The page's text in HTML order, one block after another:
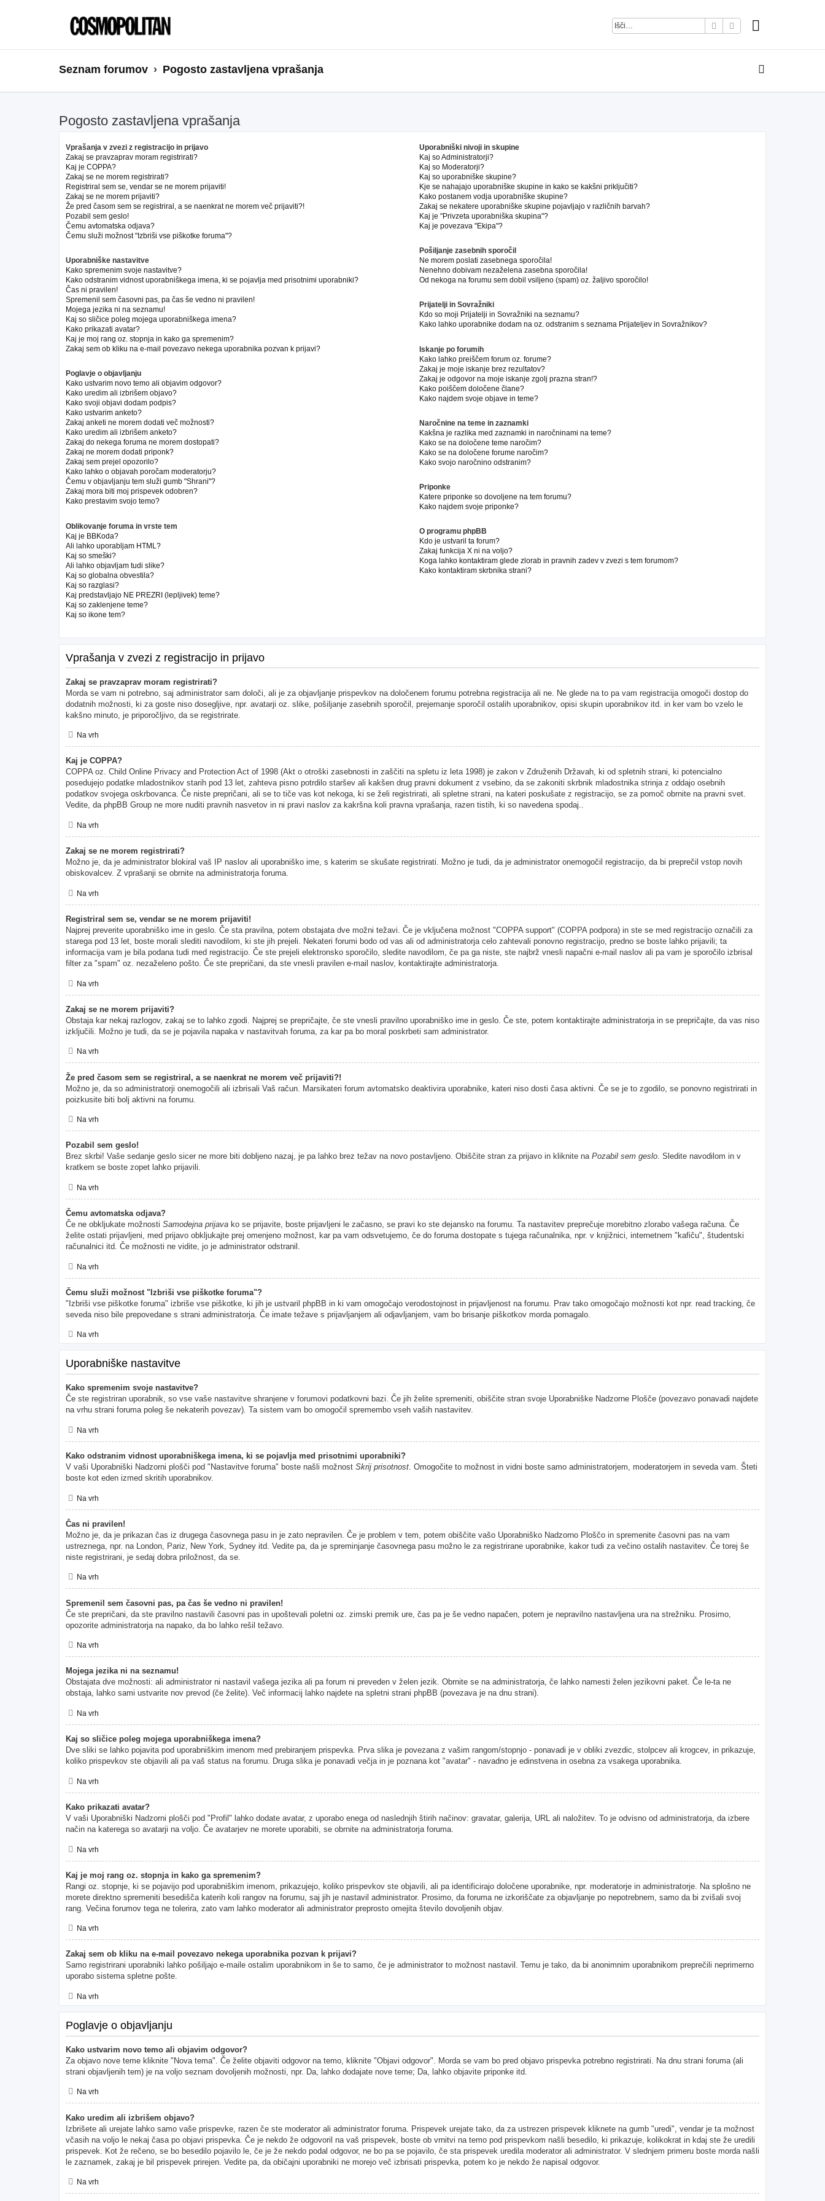
IskanjeNapredno iskanje
Seznam forumov Pogosto zastavljena vprašanja
Pogosto zastavljena vprašanja
Vprašanja v zvezi z registracijo in prijavo
Zakaj se pravzaprav moram registrirati?
Kaj je COPPA?
Zakaj se ne morem registrirati?
Registriral sem se, vendar se ne morem prijaviti!
Zakaj se ne morem prijaviti?
Že pred časom sem se registriral, a se naenkrat ne morem več prijaviti?!
Pozabil sem geslo!
Čemu avtomatska odjava?
Čemu služi možnost "Izbriši vse piškotke foruma"?
Uporabniške nastavitve
Kako spremenim svoje nastavitve?
Kako odstranim vidnost uporabniškega imena, ki se pojavlja med prisotnimi uporabniki?
Čas ni pravilen!
Spremenil sem časovni pas, pa čas še vedno ni pravilen!
Mojega jezika ni na seznamu!
Kaj so sličice poleg mojega uporabniškega imena?
Kako prikazati avatar?
Kaj je moj rang oz. stopnja in kako ga spremenim?
Zakaj sem ob kliku na e-mail povezavo nekega uporabnika pozvan k prijavi?
Poglavje o objavljanju
Kako ustvarim novo temo ali objavim odgovor?
Kako uredim ali izbrišem objavo?
Kako svoji objavi dodam podpis?
Kako ustvarim anketo?
Zakaj anketi ne morem dodati več možnosti?
Kako uredim ali izbrišem anketo?
Zakaj do nekega foruma ne morem dostopati?
Zakaj ne morem dodati priponk?
Zakaj sem prejel opozorilo?
Kako lahko o objavah poročam moderatorju?
Čemu v objavljanju tem služi gumb "Shrani"?
Zakaj mora biti moj prispevek odobren?
Kako prestavim svojo temo?
Oblikovanje foruma in vrste tem
Kaj je BBKoda?
Ali lahko uporabljam HTML?
Kaj so smeški?
Ali lahko objavljam tudi slike?
Kaj so globalna obvestila?
Kaj so razglasi?
Kaj predstavljajo NE PREZRI (lepljivek) teme?
Kaj so zaklenjene teme?
Kaj so ikone tem?
Uporabniški nivoji in skupine
Kaj so Administratorji?
Kaj so Moderatorji?
Kaj so uporabniške skupine?
Kje se nahajajo uporabniške skupine in kako se kakšni priključiti?
Kako postanem vodja uporabniške skupine?
Zakaj se nekatere uporabniške skupine pojavljajo v različnih barvah?
Kaj je "Privzeta uporabniška skupina"?
Kaj je povezava "Ekipa"?
Pošiljanje zasebnih sporočil
Ne morem poslati zasebnega sporočila!
Nenehno dobivam nezaželena zasebna sporočila!
Od nekoga na forumu sem dobil vsiljeno (spam) oz. žaljivo sporočilo!
Prijatelji in Sovražniki
Kdo so moji Prijatelji in Sovražniki na seznamu?
Kako lahko uporabnike dodam na oz. odstranim s seznama Prijateljev in Sovražnikov?
Iskanje po forumih
Kako lahko preiščem forum oz. forume?
Zakaj je moje iskanje brez rezultatov?
Zakaj je odgovor na moje iskanje zgolj prazna stran!?
Kako poiščem določene člane?
Kako najdem svoje objave in teme?
Naročnine na teme in zaznamki
Kakšna je razlika med zaznamki in naročninami na teme?
Kako se na določene teme naročim?
Kako se na določene forume naročim?
Kako svojo naročnino odstranim?
Priponke
Katere priponke so dovoljene na tem forumu?
Kako najdem svoje priponke?
O programu phpBB
Kdo je ustvaril ta forum?
Zakaj funkcija X ni na voljo?
Koga lahko kontaktiram glede zlorab in pravnih zadev v zvezi s tem forumom?
Kako kontaktiram skrbnika strani?
Vprašanja v zvezi z registracijo in prijavo
Zakaj se pravzaprav moram registrirati?
Morda se vam ni potrebno, saj administrator sam določi, ali je za objavljanje prispevkov na določenem forumu potrebna registracija ali ne. Ne glede na to pa vam registracija omogoči dostop do
dodatnih možnosti, ki za goste niso dosegljive, npr. avatarji oz. slike, pošiljanje zasebnih sporočil, prejemanje sporočil ostalih uporabnikov, opisi skupin uporabnikov itd. in ker vam bo vzelo le
kakšno minuto, je priporočljivo, da se registrirate.
Na vrh
Kaj je COPPA?
COPPA oz. Child Online Privacy and Protection Act of 1998 (Akt o otroški zasebnosti in zaščiti na spletu iz leta 1998) je zakon v Združenih Državah, ki od spletnih strani, ki potencialno
posedujejo podatke mladostnikov starih pod 13 let, zahteva pisno potrdilo staršev ali kakšen drug pravni dokument z vsebino, da se zakoniti skrbnik mladostnika strinja z oddajo osebnih
podatkov svojega oskrbovanca. Če niste prepričani, ali se to tiče vas kot nekoga, ki se želi registrirati, ali spletne strani, na kateri poskušate z registracijo, se za pomoč obrnite na pravni svet.
Vedite, da phpBB Group ne more nuditi pravnih nasvetov in ni pravi naslov za kakršna koli pravna vprašanja, razen tistih, ki so navedena spodaj..
Na vrh
Zakaj se ne morem registrirati?
Možno je, da je administrator blokiral vaš IP naslov ali uporabniško ime, s katerim se skušate registrirati. Možno je tudi, da je administrator onemogočil registracijo, da bi preprečil vstop novih
obiskovalcev. Z vprašanji se obrnite na administratorja foruma.
Na vrh
Registriral sem se, vendar se ne morem prijaviti!
Najprej preverite uporabniško ime in geslo. Če sta pravilna, potem obstajata dve možni težavi. Če je vključena možnost "COPPA support" (COPPA podpora) in ste se med registracijo označili za
starega pod 13 let, boste morali slediti navodilom, ki ste jih prejeli. Nekateri forumi bodo od vas ali od administratorja celo zahtevali ponovno registracijo, predno se boste lahko prijavili; ta
informacija vam je bila podana tudi med registracijo. Če ste prejeli elektronsko sporočilo, sledite navodilom, če pa ga niste, ste najbrž vnesli napačni e-mail naslov ali pa vam je sporočilo izbrisal
filter za "spam" oz. nezaželeno pošto. Če ste prepričani, da ste vnesli pravilen e-mail naslov, kontaktirajte administratorja.
Na vrh
Zakaj se ne morem prijaviti?
Obstaja kar nekaj razlogov, zakaj se to lahko zgodi. Najprej se prepričajte, če ste vnesli pravilno uporabniško ime in geslo. Če ste, potem kontaktirajte administratorja in se prepričajte, da vas niso
izključili. Možno je tudi, da se je pojavila napaka v nastavitvah foruma, za kar pa bo moral poskrbeti sam administrator.
Na vrh
Že pred časom sem se registriral, a se naenkrat ne morem več prijaviti?!
Možno je, da so administratorji onemogočili ali izbrisali Vaš račun. Marsikateri forum avtomatsko deaktivira uporabnike, kateri niso dosti časa aktivni. Če se je to zgodilo, se ponovno registrirati in
poizkusite biti bolj aktivni na forumu.
Na vrh
Pozabil sem geslo!
Brez skrbi! Vaše sedanje geslo sicer ne more biti dobljeno nazaj, je pa lahko brez težav na novo postavljeno. Obiščite stran za prijavo in kliknite na Pozabil sem geslo. Sledite navodilom in v
kratkem se boste zopet lahko prijavili.
Na vrh
Čemu avtomatska odjava?
Če ne obkljukate možnosti Samodejna prijava ko se prijavite, boste prijavljeni le začasno, se pravi ko ste dejansko na forumu. Ta nastavitev preprečuje morebitno zlorabo vašega računa. Če
želite ostati prijavljeni, med prijavo obkljukajte prej omenjeno možnost, kar pa vam odsvetujemo, če do foruma dostopate s tujega računalnika, npr. v knjižnici, internetnem "kafiču", študentski
računalnici itd. Če možnosti ne vidite, jo je administrator odstranil.
Na vrh
Čemu služi možnost "Izbriši vse piškotke foruma"?
"Izbriši vse piškotke foruma" izbriše vse piškotke, ki jih je ustvaril phpBB in ki vam omogočajo verodostojnost in prijavljenost na forumu. Prav tako omogočajo možnosti kot npr. read tracking, če
seveda niso bile prepovedane s strani administratorja. Če imate težave s prijavljanjem ali odjavljanjem, vam bo brisanje piškotkov morda pomagalo.
Na vrh
Uporabniške nastavitve
Kako spremenim svoje nastavitve?
Če ste registriran uporabnik, so vse vaše nastavitve shranjene v forumovi podatkovni bazi. Če jih želite spremeniti, obiščite stran svoje Uporabniške Nadzorne Plošče (povezavo ponavadi najdete
na vrhu strani foruma poleg še nekaterih povezav). Ta sistem vam bo omogočil spremembo vseh vaših nastavitev.
Na vrh
Kako odstranim vidnost uporabniškega imena, ki se pojavlja med prisotnimi uporabniki?
V vaši Uporabniški Nadzorni plošči pod "Nastavitve foruma" boste našli možnost Skrij prisotnost. Omogočite to možnost in vidni boste samo administratorjem, moderatorjem in seveda vam. Šteti
boste kot eden izmed skritih uporabnikov.
Na vrh
Čas ni pravilen!
Možno je, da je prikazan čas iz drugega časovnega pasu in je zato nepravilen. Če je problem v tem, potem obiščite vašo Uporabniško Nadzorno Ploščo in spremenite časovni pas na vam
ustreznega, npr. na London, Pariz, New York, Sydney itd. Vedite pa, da je spreminjanje časovnega pasu možno le za registrirane uporabnike, kakor tudi za večino ostalih nastavitev. Če torej še
niste registrirani, je sedaj dobra priložnost, da se.
Na vrh
Spremenil sem časovni pas, pa čas še vedno ni pravilen!
Če ste prepričani, da ste pravilno nastavili časovni pas in upoštevali poletni oz. zimski premik ure, čas pa je še vedno napačen, potem je nepravilno nastavljena ura na strežniku. Prosimo,
opozorite administratorja na napako, da bo lahko rešil težavo.
Na vrh
Mojega jezika ni na seznamu!
Obstajata dve možnosti: ali administrator ni nastavil vašega jezika ali pa forum ni preveden v želen jezik. Obrnite se na administratorja, če lahko namesti želen jezikovni paket. Če le-ta ne
obstaja, lahko sami ustvarite nov prevod (če želite). Več informacij lahko najdete na spletni strani phpBB (povezava je na dnu strani).
Na vrh
Kaj so sličice poleg mojega uporabniškega imena?
Dve sliki se lahko pojavita pod uporabniškim imenom med prebiranjem prispevka. Prva slika je povezana z vašim rangom/stopnjo - ponavadi je v obliki zvezdic, stolpcev ali krogcev, in prikazuje,
koliko prispevkov ste objavili ali pa vaš status na forumu. Druga slika je ponavadi večja in je poznana kot "avatar" - navadno je edinstvena in osebna za vsakega uporabnika.
Na vrh
Kako prikazati avatar?
V vaši Uporabniški Nadzorni plošči pod "Profil" lahko dodate avatar, z uporabo enega od naslednjih štirih načinov: gravatar, galerija, URL ali naložitev. To je odvisno od administratorja, da izbere
način na katerega so avatarji na voljo. Če avatarjev ne morete uporabiti, se obrnite na administratorja foruma.
Na vrh
Kaj je moj rang oz. stopnja in kako ga spremenim?
Rangi oz. stopnje, ki se pojavijo pod uporabniškim imenom, prikazujejo, koliko prispevkov ste objavili, ali pa identificirajo določene uporabnike, npr. moderatorje in administratorje. Na splošno ne
morete direktno spremeniti besedišča katerih koli rangov na forumu, saj jih je nastavil administrator. Prosimo, da foruma ne izkoriščate za objavljanje po nepotrebnem, samo da bi zvišali svoj
rang. Večina forumov tega ne tolerira, zato vam lahko moderator ali administrator preprosto omejita število dovoljenih objav.
Na vrh
Zakaj sem ob kliku na e-mail povezavo nekega uporabnika pozvan k prijavi?
Samo registrirani uporabniki lahko pošiljajo e-maile ostalim uporabnikom in še to samo, če je administrator to možnost nastavil. Temu je tako, da bi anonimnim uporabnikom preprečili neprimerno
uporabo sistema spletne pošte.
Na vrh
Poglavje o objavljanju
Kako ustvarim novo temo ali objavim odgovor?
Za objavo nove teme kliknite "Nova tema". Če želite objaviti odgovor na temo, kliknite "Objavi odgovor". Morda se vam bo pred objavo prispevka potrebno registrirati. Na dnu strani foruma (ali
strani objavljenih tem) je na voljo seznam dovoljenih možnosti, npr. Da, lahko dodajate nove teme; Da, lahko objavite priponke itd.
Na vrh
Kako uredim ali izbrišem objavo?
Izbrišete ali urejate lahko samo vaše prispevke, razen če ste moderator ali administrator foruma. Prispevek urejate tako, da za ustrezen prispevek kliknete na gumb "uredi", vendar je ta možnost
včasih na voljo le nekaj časa po objavi prispevka. Če je nekdo že odgovoril na vaš prispevek, boste ob vrnitvi na temo pod prispevkom našli besedilo, ki prikazuje, kolikokrat in kdaj ste že uredili
prispevek. Kot že rečeno, se bo besedilo pojavilo le, če je že nekdo podal odgovor, ne bo pa se pojavilo, če sta prispevek uredila moderator ali administrator. V slednjem primeru boste morda našli
le zaznamek, zakaj je bil prispevek prirejen. Vedite pa, da običajni uporabniki ne morejo več izbrisati prispevka, potem ko je nekdo že napisal odgovor.
Na vrh